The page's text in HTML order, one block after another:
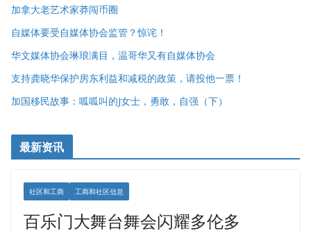
加拿大老艺术家莽闯币圈
自媒体要受自媒体协会监管？惊诧！
华文媒体协会琳琅满目，温哥华又有自媒体协会
支持龚晓华保护房东利益和减税的政策，请投他一票！
加国移民故事：呱呱叫的J女士，勇敢，自强（下）
最新资讯
社区和工商 工商和社区信息
百乐门大舞台舞会闪耀多伦多